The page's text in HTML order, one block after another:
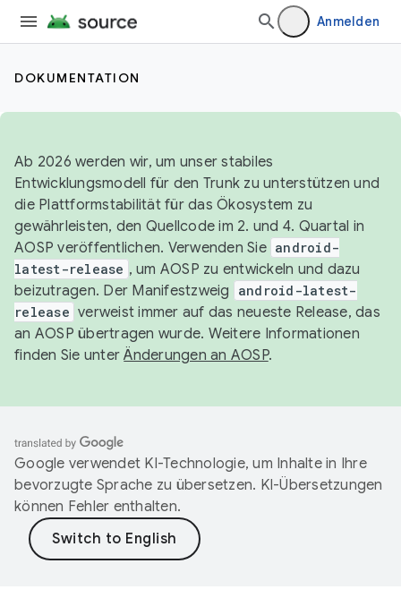
Anmelden
DOKUMENTATION
Ab 2026 werden wir, um unser stabiles
Entwicklungsmodell für den Trunk zu unterstützen und
die Plattformstabilität für das Ökosystem zu
gewährleisten, den Quellcode im 2. und 4. Quartal in
AOSP veröffentlichen. Verwenden Sie android-
latest-release , um AOSP zu entwickeln und dazu
beizutragen. Der Manifestzweig
android-latest-
release verweist immer auf das neueste Release, das
an AOSP übertragen wurde. Weitere Informationen
finden Sie unterÄnderungen an AOSP.
Google verwendet KI-Technologie, um Inhalte in Ihre
bevorzugte Sprache zu übersetzen. KI-Übersetzungen
können Fehler enthalten.